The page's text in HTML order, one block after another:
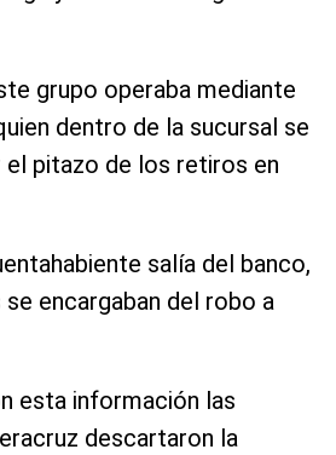
grupo operaba mediante
dentro de la sucursal se
el pitazo de los retiros en
salía del banco,
encargaban del robo a
esta información las
descartaron la